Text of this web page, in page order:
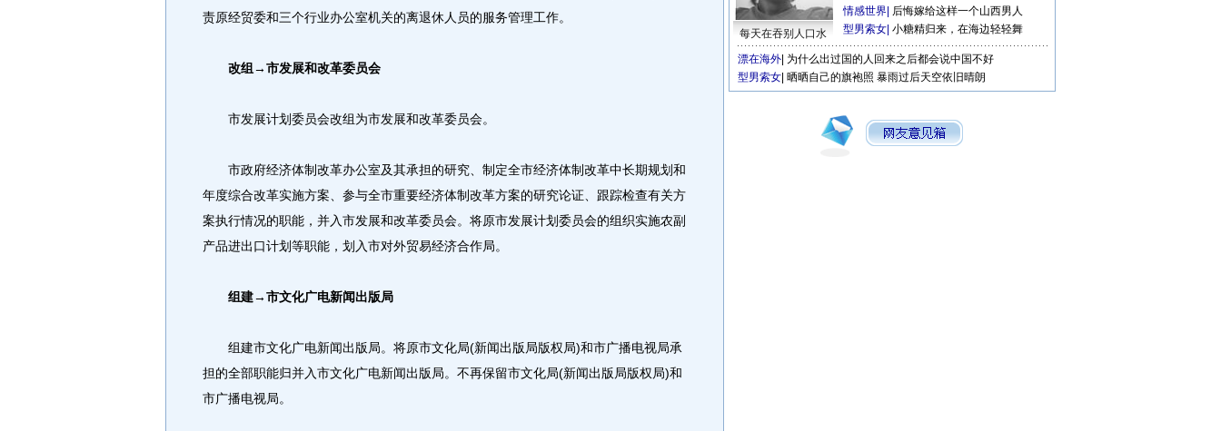
责原经贸委和三个行业办公室机关的离退休人员的服务管理工作。
改组→市发展和改革委员会
市发展计划委员会改组为市发展和改革委员会。
市政府经济体制改革办公室及其承担的研究、制定全市经济体制改革中长期规划和
年度综合改革实施方案、参与全市重要经济体制改革方案的研究论证、跟踪检查有关方
案执行情况的职能，并入市发展和改革委员会。将原市发展计划委员会的组织实施农副
产品进出口计划等职能，划入市对外贸易经济合作局。
组建→市文化广电新闻出版局
组建市文化广电新闻出版局。将原市文化局(新闻出版局版权局)和市广播电视局承
担的全部职能归并入市文化广电新闻出版局。不再保留市文化局(新闻出版局版权局)和
市广播电视局。
每天在吞别人口水
情感世界 后悔嫁给这样一个山西男人
型男索女 小糖精归来，在海边轻轻舞
漂在海外 为什么出过国的人回来之后都会说中国不好
型男索女 晒晒自己的旗袍照 暴雨过后天空依旧晴朗